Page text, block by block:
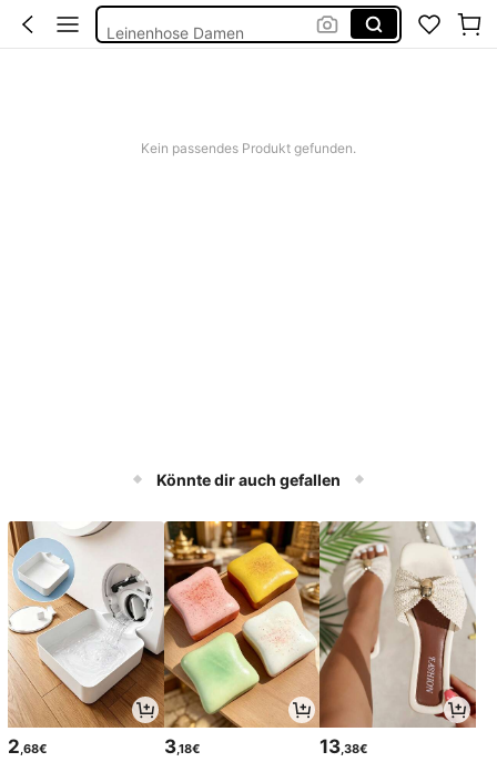
Leinenhose Damen
Kein passendes Produkt gefunden.
Könnte dir auch gefallen
2 ,68€ 3,18€ 13 ,38€